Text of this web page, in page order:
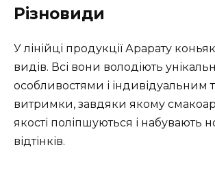
Різновиди
У лінійці продукції Арарату
видів. Всі вони володіють
особливостями і індивідуальним
витримки, завдяки якому
якості поліпшуються і набувають
відтінків.